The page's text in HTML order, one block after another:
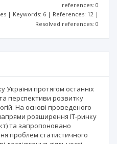
references: 0
| Keywords: 6 | References: 12 |
Resolved references: 0
України протягом останніх
перспективи розвитку
На основі проведеного
розширення ІТ-ринку
та запропоновано
проблем статистичного